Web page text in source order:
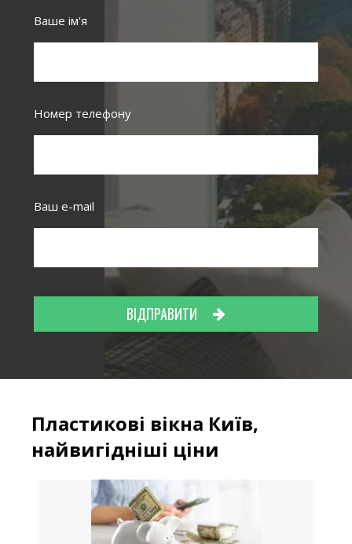
Ваше ім'я
Номер телефону
Ваш e-mail
ВІДПРАВИТИ
Пластикові вікна Київ,
найвигідніші ціни